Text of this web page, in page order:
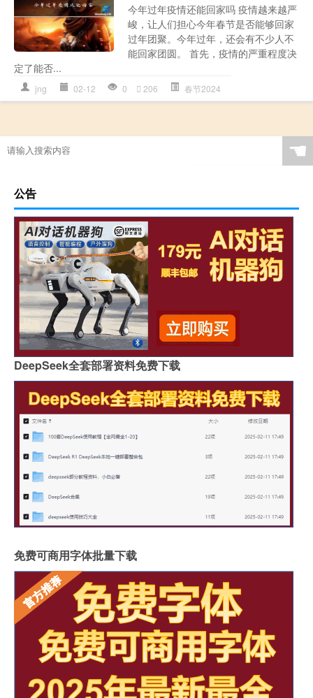
今年过年疫情还能回家吗 疫情越来越严
峻，让人们担心今年春节是否能够回家
过年团聚。今年过年，还会有不少人不
能回家团圆。 首先，疫情的严重程度决
定了能否...
jng 02-12 0 206 春节2024
☚
公告
DeepSeek全套部署资料免费下载
免费可商用字体批量下载